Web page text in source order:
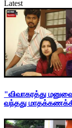
Latest
"விவாகரத்து மனுவை
வந்தது